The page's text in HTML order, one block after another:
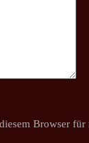
Browser